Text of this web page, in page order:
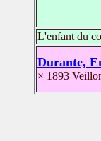
L'enfant du
Durante,
× 1893